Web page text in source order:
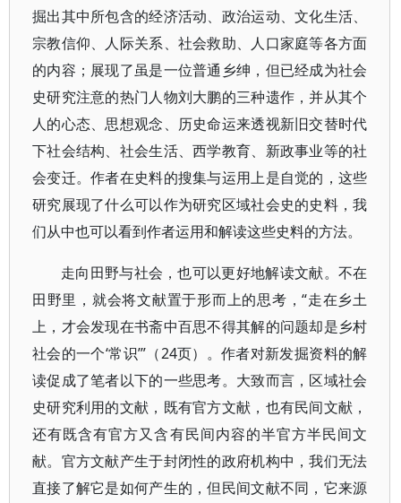
掘出其中所包含的经济活动、政治运动、文化生活、
宗教信仰、人际关系、社会救助、人口家庭等各方面
的内容；展现了虽是一位普通乡绅，但已经成为社会
史研究注意的热门人物刘大鹏的三种遗作，并从其个
人的心态、思想观念、历史命运来透视新旧交替时代
下社会结构、社会生活、西学教育、新政事业等的社
会变迁。作者在史料的搜集与运用上是自觉的，这些
研究展现了什么可以作为研究区域社会史的史料，我
们从中也可以看到作者运用和解读这些史料的方法。
走向田野与社会，也可以更好地解读文献。不在
田野里，就会将文献置于形而上的思考，“走在乡土
上，才会发现在书斋中百思不得其解的问题却是乡村
社会的一个‘常识’”（24页）。作者对新发掘资料的解
读促成了笔者以下的一些思考。大致而言，区域社会
史研究利用的文献，既有官方文献，也有民间文献，
还有既含有官方又含有民间内容的半官方半民间文
献。官方文献产生于封闭性的政府机构中，我们无法
直接了解它是如何产生的，但民间文献不同，它来源